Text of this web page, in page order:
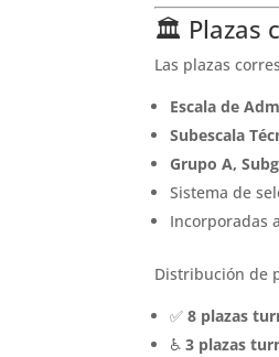
🏛️ Plazas
Las plazas
Escala de
Subescala
Grupo A,
Sistema de
Incorporadas
Distribución de
✅ 8 plazas
♿ 3 plazas